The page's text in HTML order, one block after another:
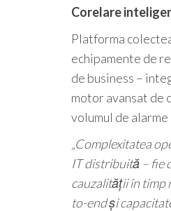
Corelare
Platforma
echipamente de
de business –
motor avansat de
volumul de
„Complexitatea
IT distribuită – fie
cauzalității în timp
to-end și